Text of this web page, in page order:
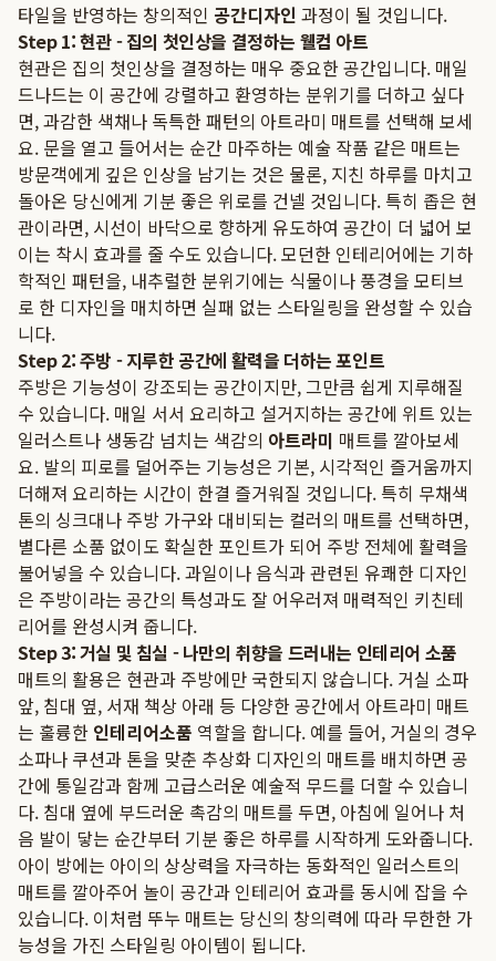
타일을 반영하는 창의적인 공간디자인 과정이 될 것입니다.
Step 1: 현관 - 집의 첫인상을 결정하는 웰컴 아트
현관은 집의 첫인상을 결정하는 매우 중요한 공간입니다. 매일
드나드는 이 공간에 강렬하고 환영하는 분위기를 더하고 싶다
면, 과감한 색채나 독특한 패턴의 아트라미 매트를 선택해 보세
요. 문을 열고 들어서는 순간 마주하는 예술 작품 같은 매트는
방문객에게 깊은 인상을 남기는 것은 물론, 지친 하루를 마치고
돌아온 당신에게 기분 좋은 위로를 건넬 것입니다. 특히 좁은 현
관이라면, 시선이 바닥으로 향하게 유도하여 공간이 더 넓어 보
이는 착시 효과를 줄 수도 있습니다. 모던한 인테리어에는 기하
학적인 패턴을, 내추럴한 분위기에는 식물이나 풍경을 모티브
로 한 디자인을 매치하면 실패 없는 스타일링을 완성할 수 있습
니다.
Step 2: 주방 - 지루한 공간에 활력을 더하는 포인트
주방은 기능성이 강조되는 공간이지만, 그만큼 쉽게 지루해질
수 있습니다. 매일 서서 요리하고 설거지하는 공간에 위트 있는
일러스트나 생동감 넘치는 색감의 아트라미 매트를 깔아보세
요. 발의 피로를 덜어주는 기능성은 기본, 시각적인 즐거움까지
더해져 요리하는 시간이 한결 즐거워질 것입니다. 특히 무채색
톤의 싱크대나 주방 가구와 대비되는 컬러의 매트를 선택하면,
별다른 소품 없이도 확실한 포인트가 되어 주방 전체에 활력을
불어넣을 수 있습니다. 과일이나 음식과 관련된 유쾌한 디자인
은 주방이라는 공간의 특성과도 잘 어우러져 매력적인 키친테
리어를 완성시켜 줍니다.
Step 3: 거실 및 침실 - 나만의 취향을 드러내는 인테리어 소품
매트의 활용은 현관과 주방에만 국한되지 않습니다. 거실 소파
앞, 침대 옆, 서재 책상 아래 등 다양한 공간에서 아트라미 매트
는 훌륭한 인테리어소품 역할을 합니다. 예를 들어, 거실의 경우
소파나 쿠션과 톤을 맞춘 추상화 디자인의 매트를 배치하면 공
간에 통일감과 함께 고급스러운 예술적 무드를 더할 수 있습니
다. 침대 옆에 부드러운 촉감의 매트를 두면, 아침에 일어나 처
음 발이 닿는 순간부터 기분 좋은 하루를 시작하게 도와줍니다.
아이 방에는 아이의 상상력을 자극하는 동화적인 일러스트의
매트를 깔아주어 놀이 공간과 인테리어 효과를 동시에 잡을 수
있습니다. 이처럼 뚜누 매트는 당신의 창의력에 따라 무한한 가
능성을 가진 스타일링 아이템이 됩니다.